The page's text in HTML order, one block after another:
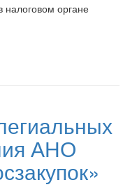
налоговом органе
АНО